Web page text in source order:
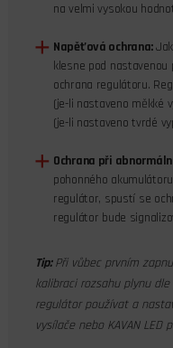
na velmi vysokou
Napěťová ochrana:
klesne pod
ochrana regulátoru.
(je-li nastaveno měkké
(je-li nastaveno tvrdé
Ochrana při
pohonného
regulátor, spustí se
regulátor bude
Tip:Při vůbec prvním
kalibraci rozsahu plynu
regulátor používat a
vysílače nebo KAVAN LED